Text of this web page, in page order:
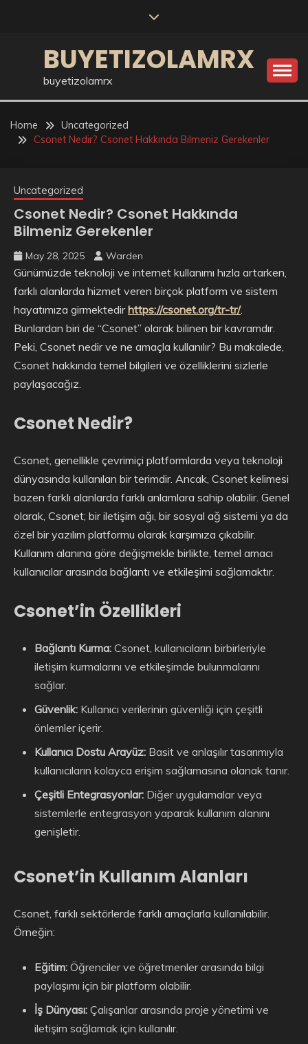
BUYETIZOLAMRX
buyetizolamrx
Home
Uncategorized
Csonet Nedir? Csonet Hakkında Bilmeniz Gerekenler
Uncategorized
Csonet Nedir? Csonet Hakkında
Bilmeniz Gerekenler
May 28, 2025 Warden
Günümüzde teknoloji ve internet kullanımı hızla artarken,
farklı alanlarda hizmet veren birçok platform ve sistem
hayatımıza girmektedirhttps://csonet.org/tr-tr/.
Bunlardan biri de “Csonet” olarak bilinen bir kavramdır.
Peki, Csonet nedir ve ne amaçla kullanılır? Bu makalede,
Csonet hakkında temel bilgileri ve özelliklerini sizlerle
paylaşacağız.
Csonet Nedir?
Csonet, genellikle çevrimiçi platformlarda veya teknoloji
dünyasında kullanılan bir terimdir. Ancak, Csonet kelimesi
bazen farklı alanlarda farklı anlamlara sahip olabilir. Genel
olarak, Csonet; bir iletişim ağı, bir sosyal ağ sistemi ya da
özel bir yazılım platformu olarak karşımıza çıkabilir.
Kullanım alanına göre değişmekle birlikte, temel amacı
kullanıcılar arasında bağlantı ve etkileşimi sağlamaktır.
Csonet’in Özellikleri
Bağlantı Kurma: Csonet, kullanıcıların birbirleriyle
iletişim kurmalarını ve etkileşimde bulunmalarını
sağlar.
Güvenlik: Kullanıcı verilerinin güvenliği için çeşitli
önlemler içerir.
Kullanıcı Dostu Arayüz: Basit ve anlaşılır tasarımıyla
kullanıcıların kolayca erişim sağlamasına olanak tanır.
Çeşitli Entegrasyonlar: Diğer uygulamalar veya
sistemlerle entegrasyon yaparak kullanım alanını
genişletir.
Csonet’in Kullanım Alanları
Csonet, farklı sektörlerde farklı amaçlarla kullanılabilir.
Örneğin:
Eğitim: Öğrenciler ve öğretmenler arasında bilgi
paylaşımı için bir platform olabilir.
İş Dünyası: Çalışanlar arasında proje yönetimi ve
iletişim sağlamak için kullanılır.